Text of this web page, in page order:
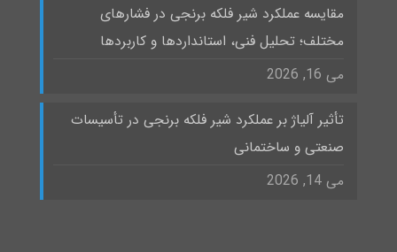
مقایسه عملکرد شیر فلکه برنجی در فشارهای
مختلف؛ تحلیل فنی، استانداردها و کاربردها
می 16, 2026
تأثیر آلیاژ بر عملکرد شیر فلکه برنجی در تأسیسات
صنعتی و ساختمانی
می 14, 2026